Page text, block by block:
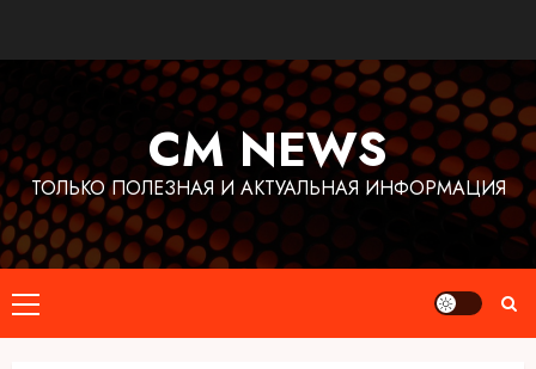
содержимому
CM NEWS
ТОЛЬКО ПОЛЕЗНАЯ И АКТУАЛЬНАЯ ИНФОРМАЦИЯ
Основное
меню